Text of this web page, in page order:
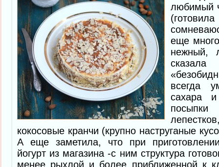
любимый
еще
нежный,
всегда
сахара
посыпки
кокосовые кранчи (крупно наструганые
А еще заметила, что при
йогурт из магазина -с ним структура
менее рыхлой и более приближенной к